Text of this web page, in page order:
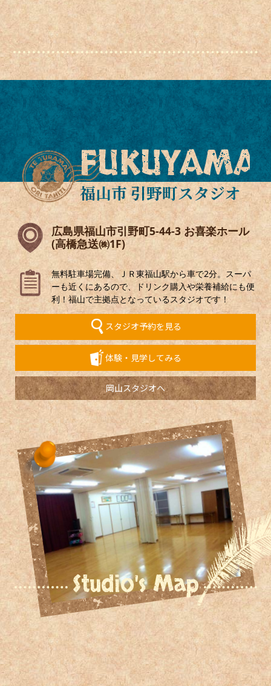
FUKUYAMA
福山市 引野町スタジオ
広島県福山市引野町5-44-3 お喜楽ホール
(高橋急送㈱1F)
無料駐車場完備、ＪＲ東福山駅から車で2分。スーパ
ーも近くにあるので、ドリンク購入や栄養補給にも便
利！福山で主拠点となっているスタジオです！
スタジオ予約を見る
体験・見学してみる
岡山スタジオへ
Studio's Map